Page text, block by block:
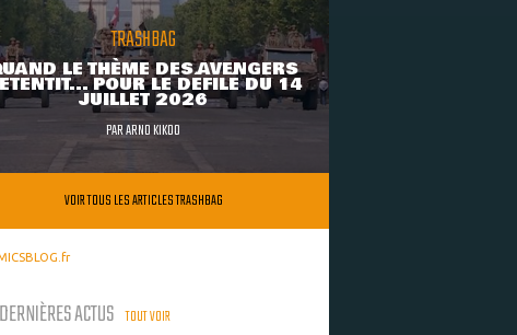
TRASHBAG
LE THÈME DES AVENGERS
POUR LE DÉFILÉ DU 14
JUILLET 2026
PARARNO KIKOO
VOIR TOUS LES ARTICLES TRASHBAG
ACTUS TOUT VOIR